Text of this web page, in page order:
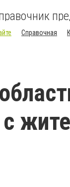
Справочная
с